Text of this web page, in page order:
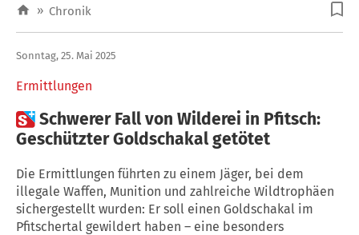
» Chronik
Ermittlungen
Sonntag, 25. Mai 2025
Schwerer Fall von Wilderei in Pfitsch:
Geschützter Goldschakal getötet
Die Ermittlungen führten zu einem Jäger, bei dem
illegale Waffen, Munition und zahlreiche Wildtrophäen
sichergestellt wurden: Er soll einen Goldschakal im
Pfitschertal gewildert haben – eine besonders